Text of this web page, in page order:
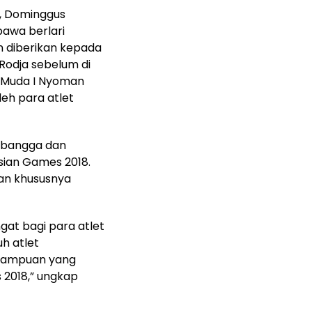
berlari
diberikan kepada
sebelum di
I Nyoman
para atlet
dan
Games 2018.
khususnya
bagi para atlet
atlet
yang
ungkap